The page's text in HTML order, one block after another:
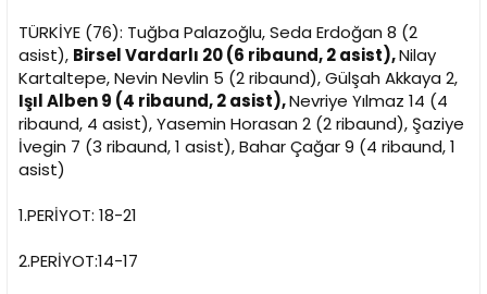
TÜRKİYE (76): Tuğba Palazoğlu, Seda Erdoğan 8 (2
asist), Birsel Vardarlı 20 (6 ribaund, 2 asist),Nilay
Kartaltepe, Nevin Nevlin 5 (2 ribaund), Gülşah Akkaya 2,
Işıl Alben 9 (4 ribaund, 2 asist),Nevriye Yılmaz 14 (4
ribaund, 4 asist), Yasemin Horasan 2 (2 ribaund), Şaziye
İvegin 7 (3 ribaund, 1 asist), Bahar Çağar 9 (4 ribaund, 1
asist)
1.PERİYOT: 18-21
2.PERİYOT:14-17